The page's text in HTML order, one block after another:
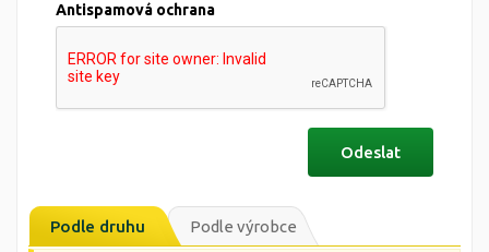
Antispamová ochrana
Podle druhu Podle výrobce